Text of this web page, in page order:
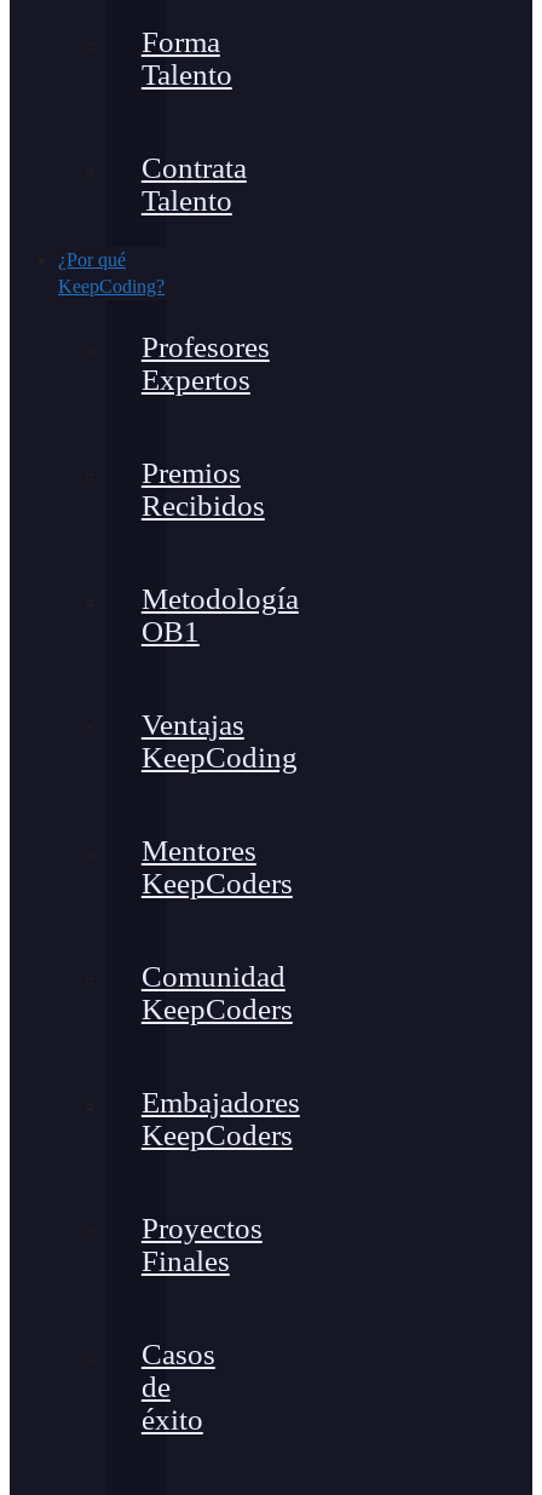
Forma
Talento
Contrata
Talento
¿Por qué
KeepCoding?
Profesores
Expertos
Premios
Recibidos
Metodología
OB1
Ventajas
KeepCoding
Mentores
KeepCoders
Comunidad
KeepCoders
Embajadores
KeepCoders
Proyectos
Finales
Casos
de
éxito